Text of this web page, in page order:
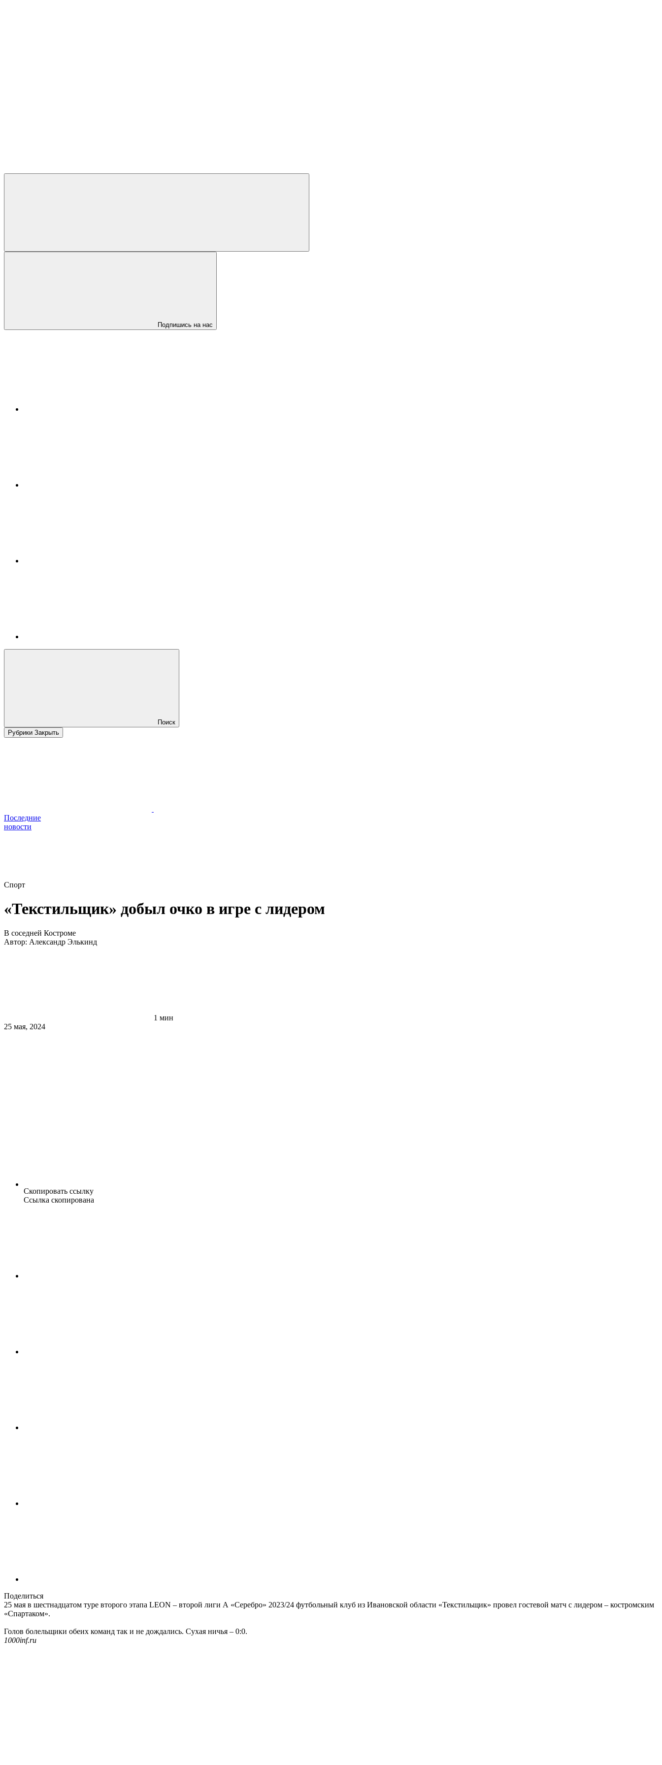
Подпишись на нас
Поиск
Рубрики Закрыть
Последние
новости
Спорт
«Текстильщик» добыл очко в игре с лидером
В соседней Костроме
Автор: Александр Элькинд
1 мин
25 мая, 2024
Скопировать ссылку
Ссылка скопирована
Поделиться
25 мая в шестнадцатом туре второго этапа LEON – второй лиги А «Серебро» 2023/24 футбольный клуб из Ивановской области «Текстильщик» провел гостевой матч с лидером – костромским
«Спартаком».
Голов болельщики обеих команд так и не дождались. Сухая ничья – 0:0.
1000inf.ru